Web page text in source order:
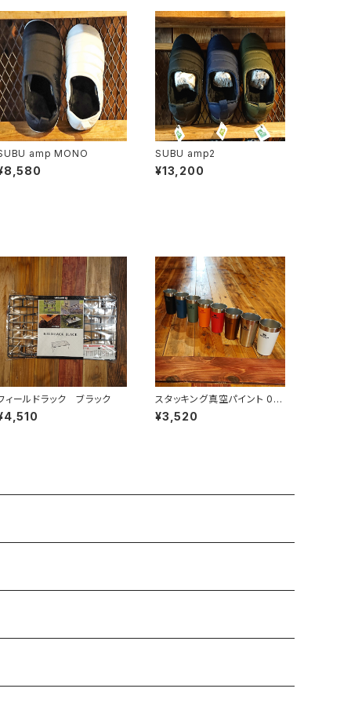
amp MONO SUBU amp2
¥13,200
ィールドラック ブラック
スタッキング真空パイント 0.4
7L
¥3,520